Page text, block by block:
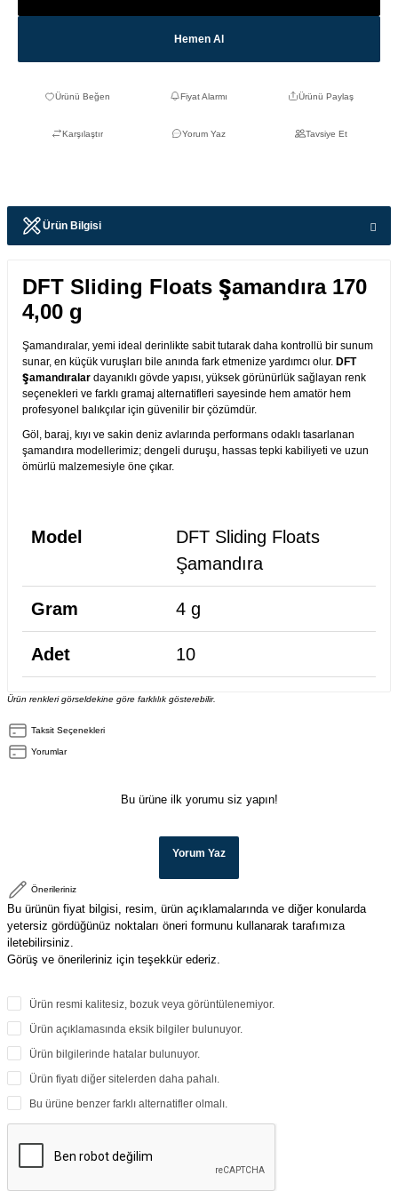
Hemen Al
Fiyat Alarmı Ürünü Paylaş
Karşılaştır Yorum Yaz Tavsiye Et
Ürün Bilgisi
DFT Sliding Floats Şamandıra 170
4,00 g
Şamandıralar, yemi ideal derinlikte sabit tutarak daha kontrollü bir sunum
sunar, en küçük vuruşları bile anında fark etmenize yardımcı olur. DFT
Şamandıralar dayanıklı gövde yapısı, yüksek görünürlük sağlayan renk
seçenekleri ve farklı gramaj alternatifleri sayesinde hem amatör hem
profesyonel balıkçılar için güvenilir bir çözümdür.
Göl, baraj, kıyı ve sakin deniz avlarında performans odaklı tasarlanan
şamandıra modellerimiz; dengeli duruşu, hassas tepki kabiliyeti ve uzun
ömürlü malzemesiyle öne çıkar.
Model
DFT Sliding Floats
Şamandıra
Gram 4 g
Adet 10
Ürün renkleri görseldekine göre farklılık gösterebilir.
Taksit Seçenekleri
Yorumlar
Bu ürüne ilk yorumu siz yapın!
Yorum Yaz
Önerileriniz
Bu ürünün fiyat bilgisi, resim, ürün açıklamalarında ve diğer konularda
yetersiz gördüğünüz noktaları öneri formunu kullanarak tarafımıza
iletebilirsiniz.
Görüş ve önerileriniz için teşekkür ederiz.
Ürün resmi kalitesiz, bozuk veya görüntülenemiyor.
Ürün açıklamasında eksik bilgiler bulunuyor.
Ürün bilgilerinde hatalar bulunuyor.
Ürün fiyatı diğer sitelerden daha pahalı.
Bu ürüne benzer farklı alternatifler olmalı.